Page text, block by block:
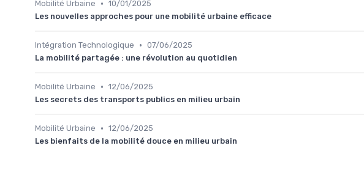
Mobilité Urbaine • 10/01/2025
Les nouvelles approches pour une mobilité urbaine efficace
Intégration Technologique • 07/06/2025
La mobilité partagée : une révolution au quotidien
Mobilité Urbaine • 12/06/2025
Les secrets des transports publics en milieu urbain
Mobilité Urbaine • 12/06/2025
Les bienfaits de la mobilité douce en milieu urbain